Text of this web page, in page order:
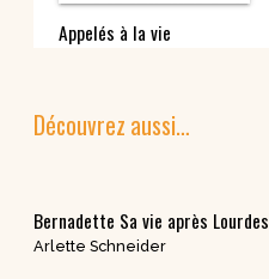
Appelés à la vie
Découvrez aussi…
Bernadette Sa vie après Lourdes
Arlette Schneider